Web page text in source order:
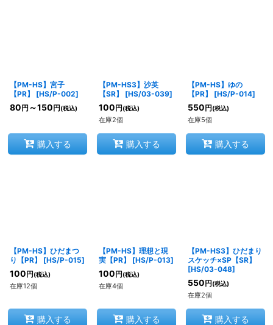
【PM-HS】宮子
【PR】
[HS/P-002]
80 円 ～150 円 (税込)
購入する
【PM-HS3】沙英
【SR】
[HS/03-039]
100 円 (税込)
在庫2個
購入する
【PM-HS】ゆの
【PR】
[HS/P-014]
550 円 (税込)
在庫5個
購入する
【PM-HS】ひだまつ
り【PR】
[HS/P-015]
100 円 (税込)
在庫12個
購入する
【PM-HS】理想と現
実【PR】
[HS/P-013]
100 円 (税込)
在庫4個
購入する
【PM-HS3】ひだまり
スケッチ×SP【SR】
[HS/03-048]
550 円 (税込)
在庫2個
購入する